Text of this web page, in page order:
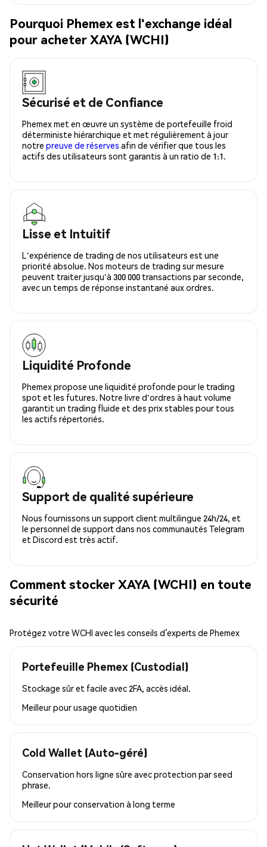
Pourquoi Phemex est l'exchange idéal
pour acheter XAYA (WCHI)
Sécurisé et de Confiance
Phemex met en œuvre un système de portefeuille froid
déterministe hiérarchique et met régulièrement à jour
notre preuve de réserves afin de vérifier que tous les
actifs des utilisateurs sont garantis à un ratio de 1:1.
Lisse et Intuitif
L'expérience de trading de nos utilisateurs est une
priorité absolue. Nos moteurs de trading sur mesure
peuvent traiter jusqu'à 300 000 transactions par seconde,
avec un temps de réponse instantané aux ordres.
Liquidité Profonde
Phemex propose une liquidité profonde pour le trading
spot et les futures. Notre livre d'ordres à haut volume
garantit un trading fluide et des prix stables pour tous
les actifs répertoriés.
Support de qualité supérieure
Nous fournissons un support client multilingue 24h/24, et
le personnel de support dans nos communautés Telegram
et Discord est très actif.
Comment stocker XAYA (WCHI) en toute
sécurité
Protégez votre WCHI avec les conseils d’experts de Phemex
Portefeuille Phemex (Custodial)
Stockage sûr et facile avec 2FA, accès idéal.
Meilleur pourusage quotidien
Cold Wallet (Auto-géré)
Conservation hors ligne sûre avec protection par seed
phrase.
Meilleur pourconservation à long terme